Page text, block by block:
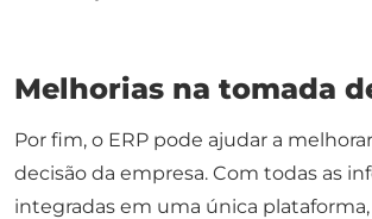
Melhorias na tomada
Por fim, o ERP pode ajudar a
decisão da empresa. Com todas as
integradas em uma única